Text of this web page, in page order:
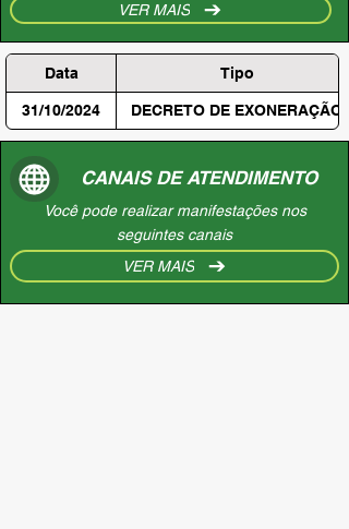
VER MAIS
Data Tipo
31/10/2024 DECRETO DE EXONERAÇÃO
CANAIS DE ATENDIMENTO
Você pode realizar manifestações nos
seguintes canais
VER MAIS